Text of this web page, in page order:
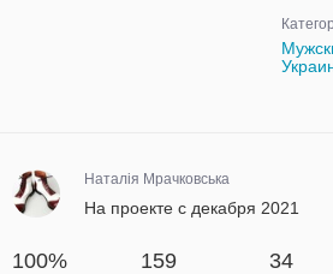
Наталія Мрачковська
На проекте с декабря 2021
100% 159 34